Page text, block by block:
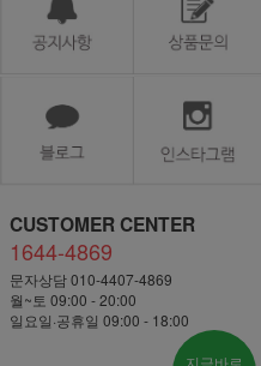
CUSTOMER CENTER
1644-4869
문자상담 010-4407-4869
월~토 09:00 - 20:00
일요일·공휴일 09:00 - 18:00
지금바로